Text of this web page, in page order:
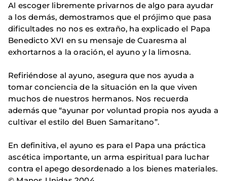
Al escoger libremente privarnos de algo para ayudar
a los demás, demostramos que el prójimo que pasa
dificultades no nos es extraño, ha explicado el Papa
Benedicto XVI en su mensaje de Cuaresma al
exhortarnos a la oración, el ayuno y la limosna.
Refiriéndose al ayuno, asegura que nos ayuda a
tomar conciencia de la situación en la que viven
muchos de nuestros hermanos. Nos recuerda
además que “ayunar por voluntad propia nos ayuda a
cultivar el estilo del Buen Samaritano”.
En definitiva, el ayuno es para el Papa una práctica
ascética importante, un arma espiritual para luchar
contra el apego desordenado a los bienes materiales.